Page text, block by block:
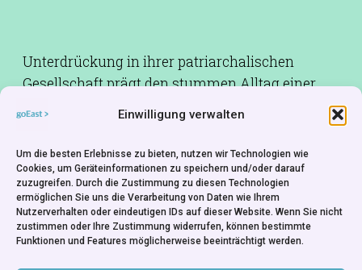
Einwilligung verwalten
Um die besten Erlebnisse zu bieten, nutzen wir Technologien wie
Cookies, um Geräteinformationen zu speichern und/oder darauf
zuzugreifen. Durch die Zustimmung zu diesen Technologien
ermöglichen Sie uns die Verarbeitung von Daten wie Ihrem
Nutzerverhalten oder eindeutigen IDs auf dieser Website. Wenn Sie nicht
zustimmen oder Ihre Zustimmung widerrufen, können bestimmte
Funktionen und Features möglicherweise beeinträchtigt werden.
Unterdrückung in ihrer patriarchalischen
Gesellschaft prägt den stummen Alltag einer
Bäuerin in einem abgelegenen Dorf. Mit seiner
Stilisierung eines ethnosozialen Problems
sorgte der international vielfach ausgezeichnete
Film in Jugoslawien für kontroverse Debatten.
Drehbuch:Živko Nikolić
Kamera:Božidar Nikolić